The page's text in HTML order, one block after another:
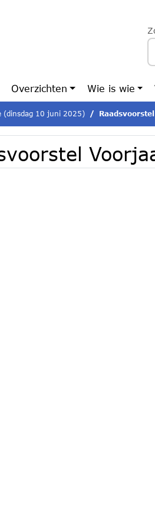
Overzichten Wie is wie
(dinsdag 10 juni 2025)